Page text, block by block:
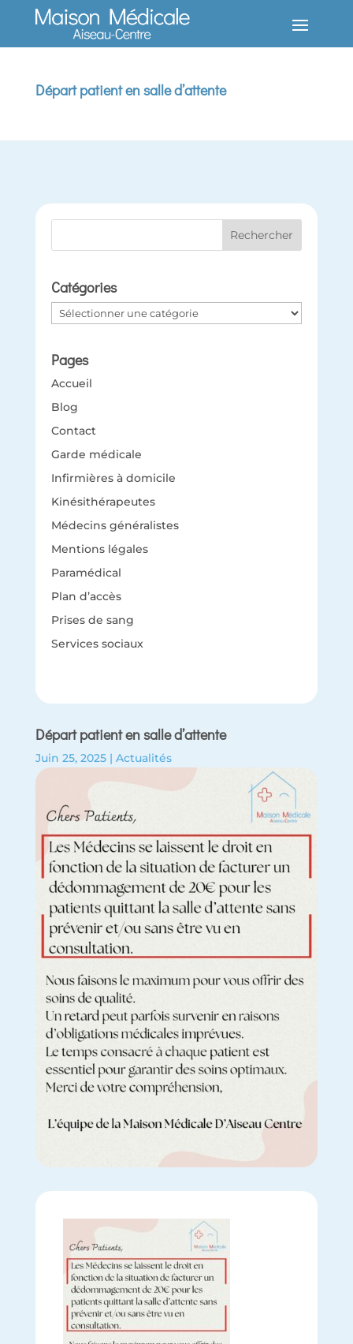
Départ patient en salle d’attente
Catégories
Catégories
Pages
Accueil
Blog
Contact
Garde médicale
Infirmières à domicile
Kinésithérapeutes
Médecins généralistes
Mentions légales
Paramédical
Plan d’accès
Prises de sang
Services sociaux
Départ patient en salle d’attente
Juin 25, 2025| Actualités